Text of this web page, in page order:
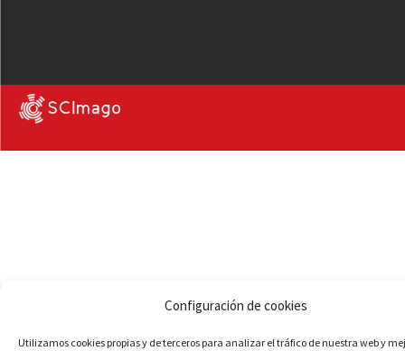
Configuración de cookies
Utilizamos cookies propias y de terceros para analizar el tráfico de nuestra web y